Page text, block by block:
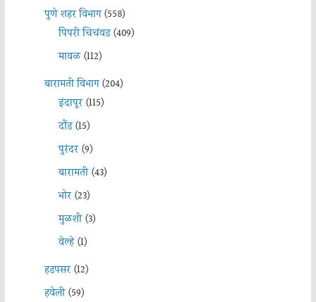
पुणे शहर विभाग(558)
पिंपरी चिचंवड(409)
मावळ(112)
बारामती विभाग(204)
इंदापूर(115)
दौंड(15)
पुरंदर(9)
बारामती(43)
भोर(23)
मुळशी(3)
वेल्हे(1)
हडपसर(12)
हवेली(59)